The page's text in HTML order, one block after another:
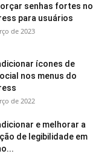
senhas fortes no
para usuários
de 2023
ícones de
nos menus do
de 2022
e melhorar a
de legibilidade em